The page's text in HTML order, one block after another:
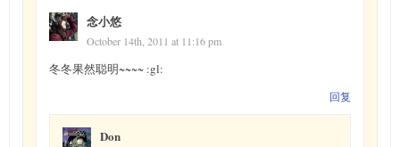
念小悠
October 14th, 2011 at 11:16 pm
冬冬果然聪明~~~~ :gl:
回复
Don